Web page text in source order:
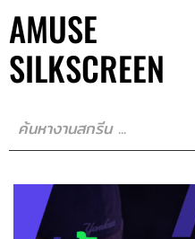
AMUSE
SILKSCREEN